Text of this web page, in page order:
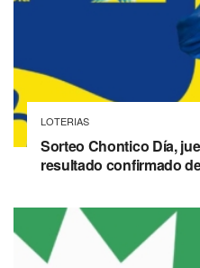
LOTERIAS
Sorteo Chontico Día,
resultado confirmado